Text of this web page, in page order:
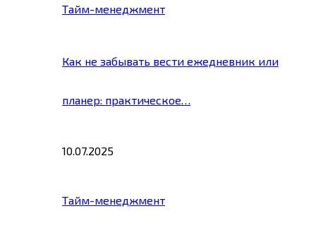
Тайм-менеджмент
Как не забывать вести ежедневник или
планер: практическое…
10.07.2025
Тайм-менеджмент